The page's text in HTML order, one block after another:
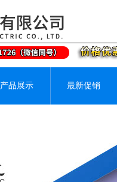
产品展示 最新促销